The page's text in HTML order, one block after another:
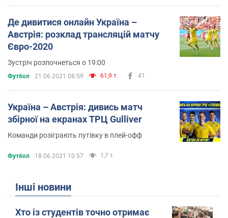
Де дивитися онлайн Україна –
Австрія: розклад трансляцій матчу
Євро-2020
Зустріч розпочнеться о 19:00
Футбол 21.06.2021 08:59 61,9 т. 41
Україна – Австрія: дивись матч
збірної на екранах ТРЦ Gulliver
Команди розіграють путівку в плей-офф
Футбол 18.06.2021 10:57 1,7 т.
Інші новини
Хто із студентів точно отримає